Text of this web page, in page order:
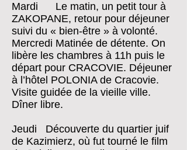
Mardi Le matin, un petit tour à
ZAKOPANE, retour pour déjeuner
suivi du « bien-être » à volonté.
Mercredi Matinée de détente. On
libère les chambres à 11h puis le
départ pour CRACOVIE. Déjeuner
à l’hôtel POLONIA de Cracovie.
Visite guidée de la vieille ville.
Dîner libre.
Jeudi Découverte du quartier juif
de Kazimierz, où fut tourné le film